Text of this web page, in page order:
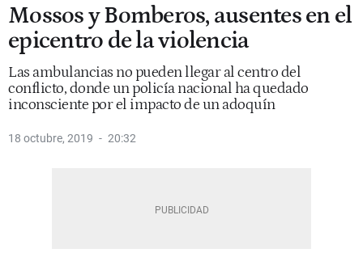
Mossos y Bomberos, ausentes en el
epicentro de la violencia
Las ambulancias no pueden llegar al centro del
conflicto, donde un policía nacional ha quedado
inconsciente por el impacto de un adoquín
18 octubre, 2019 20:32